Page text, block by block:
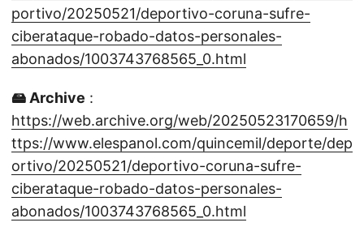
portivo/20250521/deportivo-coruna-sufre-
ciberataque-robado-datos-personales-
abonados/1003743768565_0.html
🖴 Archive :
https://web.archive.org/web/20250523170659/h
ttps://www.elespanol.com/quincemil/deporte/dep
ortivo/20250521/deportivo-coruna-sufre-
ciberataque-robado-datos-personales-
abonados/1003743768565_0.html